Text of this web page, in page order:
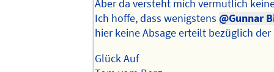
Aber da versteht mich vermutlich
Ich hoffe, dass wenigstens@Gunnar
hier keine Absage erteilt bezüglich der
Glück Auf